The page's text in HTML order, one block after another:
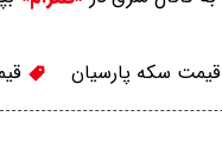
قیمت سکه پارسیان